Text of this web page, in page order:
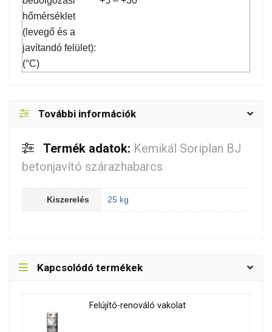
hőmérséklet
(levegő és a
javítandó felület):
(°C)
További információk
Termék adatok: Kemikál Soriplan BJ
betonjavító szárazhabarcs
Kiszerelés 25 kg
Kapcsolódó termékek
Felújító-renováló vakolat